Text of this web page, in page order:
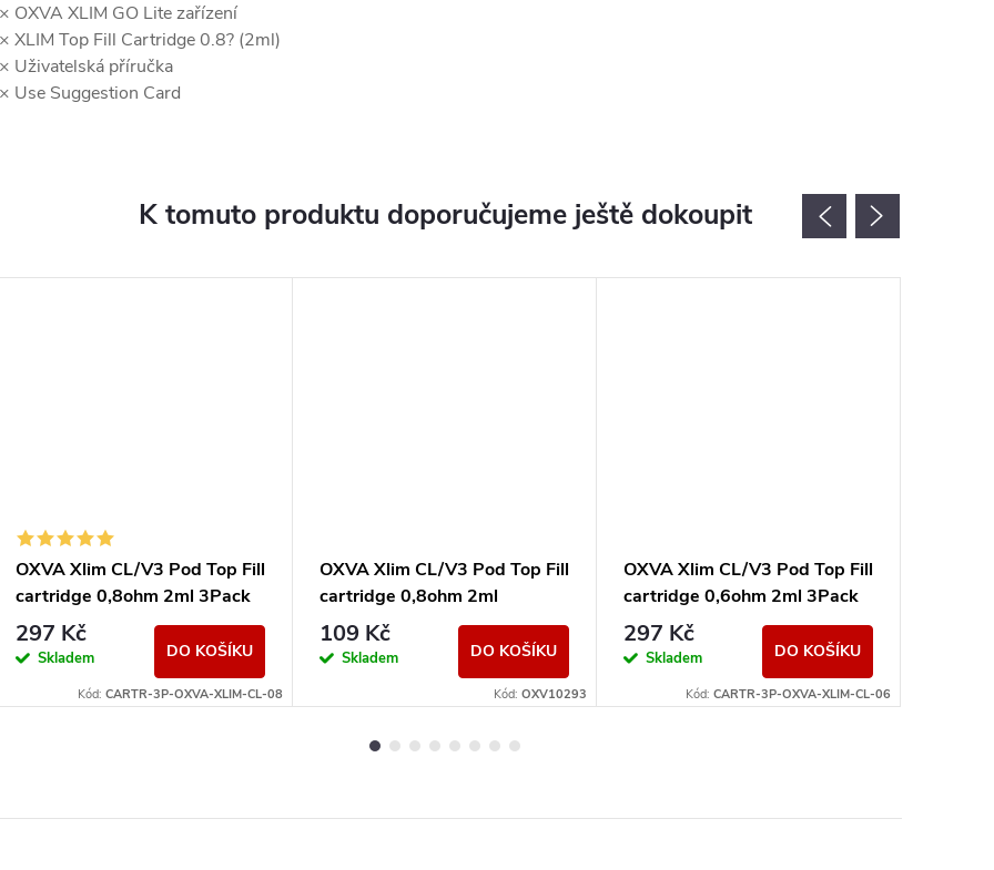
OXVA XLIM GO Lite zařízení
XLIM Top Fill Cartridge 0.8? (2ml)
Uživatelská příručka
Use Suggestion Card
K tomuto produktu doporučujeme ještě dokoupit
OXVA Xlim CL/V3 Pod Top Fill
cartridge 0,8ohm 2ml 3Pack
297 Kč
Skladem DO KOŠÍKU
Kód: CARTR-3P-OXVA-XLIM-CL-08
OXVA Xlim CL/V3 Pod Top Fill
cartridge 0,8ohm 2ml
109 Kč
Skladem DO KOŠÍKU
Kód: OXV10293
OXVA Xlim CL/V3 Pod Top Fill
cartridge 0,6ohm 2ml 3Pack
297 Kč
Skladem DO KOŠÍKU
Kód: CARTR-3P-OXVA-XLIM-CL-06